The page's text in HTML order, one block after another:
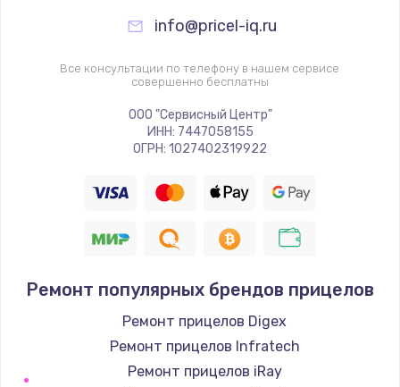
info@pricel-iq.ru
Все консультации по телефону в нашем сервисе
совершенно бесплатны
ООО "Сервисный Центр"
ИНН: 7447058155
ОГРН: 1027402319922
Ремонт популярных брендов прицелов
Ремонт прицелов Digex
Ремонт прицелов Infratech
Ремонт прицелов iRay